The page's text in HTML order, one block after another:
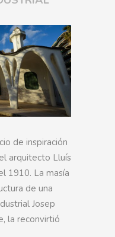
de inspiración
arquitecto Lluís
1910. La masía
de una
Josep
la reconvirtió